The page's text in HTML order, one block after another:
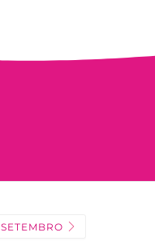
SETEMBRO